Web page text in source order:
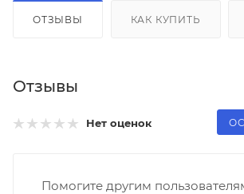
ОТЗЫВЫ КАК КУПИТЬ
Отзывы
Нет оценок
Помогите другим